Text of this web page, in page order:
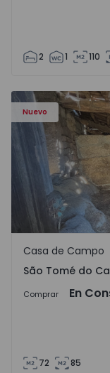
2 1 110
Nuevo
Casa Vila Real,
São Tomé do
Casa de Campo
São Tomé do
Comprar En
72 85